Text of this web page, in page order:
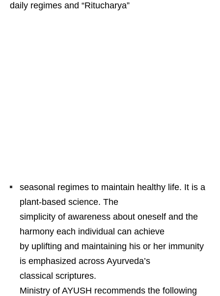
daily regimes and “Ritucharya”
seasonal regimes to maintain healthy life. It is a
plant-based science. The
simplicity of awareness about oneself and the
harmony each individual can achieve
by uplifting and maintaining his or her immunity
is emphasized across Ayurveda’s
classical scriptures.
Ministry of AYUSH recommends the following